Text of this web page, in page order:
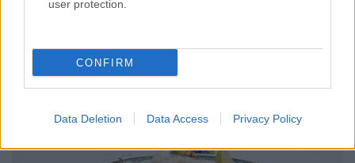
user protection.
CONFIRM
Data Deletion Data Access Privacy Policy